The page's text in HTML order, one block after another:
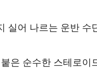
실어 나르는 운반 수
은 순수한 스테로이